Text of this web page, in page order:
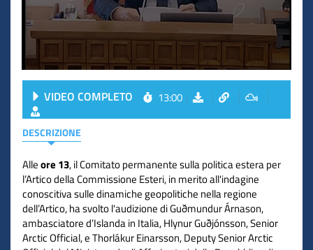
VIDEO COMPLETO 13:00
DESCRIZIONE
Alleore 13, il Comitato permanente sulla politica estera per
l’Artico della Commissione Esteri, in merito all'indagine
conoscitiva sulle dinamiche geopolitiche nella regione
dell’Artico, ha svolto l'audizione di Guðmundur Árnason,
ambasciatore d’Islanda in Italia, Hlynur Guðjónsson, Senior
Arctic Official, e Thorlákur Einarsson, Deputy Senior Arctic